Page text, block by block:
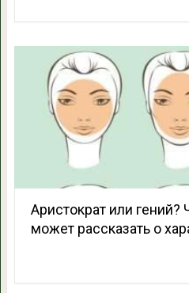
Аристократ или гений?
может рассказать о